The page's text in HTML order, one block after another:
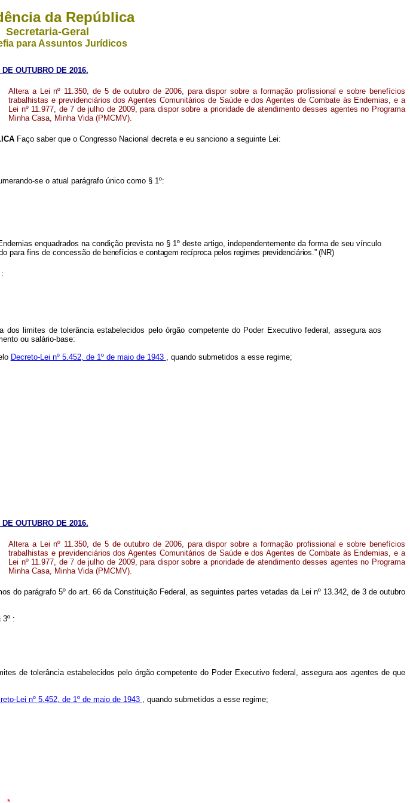
da República
Secretaria-Geral
para Assuntos Jurídicos
OUTUBRO DE 2016.
Altera a Lei nº 11.350, de 5 de outubro de 2006, para dispor sobre a formação profissional e sobre benefícios
trabalhistas e previdenciários dos Agentes Comunitários de Saúde e dos Agentes de Combate às Endemias, e a
Lei nº 11.977, de 7 de julho de 2009, para dispor sobre a prioridade de atendimento desses agentes no Programa
Minha Casa, Minha Vida (PMCMV).
Faço saber que o Congresso Nacional decreta e eu sanciono a seguinte Lei:
se o atual parágrafo único como § 1º:
enquadrados na condição prevista no § 1º deste artigo, independentemente da forma de seu vínculo
para fins de concessão de benefícios e contagem recíproca pelos regimes previdenciários.”(NR)
limites de tolerância estabelecidos pelo órgão competente do Poder Executivo federal, assegura aos
ou salário-base:
Decreto-Lei nº 5.452, de 1º de maio de 1943 , quando submetidos a esse regime;
OUTUBRO DE 2016.
Altera a Lei nº 11.350, de 5 de outubro de 2006, para dispor sobre a formação profissional e sobre benefícios
trabalhistas e previdenciários dos Agentes Comunitários de Saúde e dos Agentes de Combate às Endemias, e a
Lei nº 11.977, de 7 de julho de 2009, para dispor sobre a prioridade de atendimento desses agentes no Programa
Minha Casa, Minha Vida (PMCMV).
do parágrafo 5º do art. 66 da Constituição Federal, as seguintes partes vetadas da Lei nº 13.342, de 3 de outubro
:
de tolerância estabelecidos pelo órgão competente do Poder Executivo federal, assegura aos agentes de que
Lei nº 5.452, de 1º de maio de 1943 , quando submetidos a esse regime;